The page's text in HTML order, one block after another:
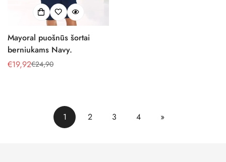
Mayoral puošnūs šortai
berniukams Navy.
Pardavimo
€19,92
Reguliari€24,90
1 2 3 4 »